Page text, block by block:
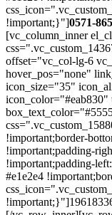
!important;}"]0571-
[vc_column_inner
offset="vc_col-lg-6
hover_pos="none"
icon_size="35"
!important;border-
!important;padding-
!important;padding-
#e1e2e4